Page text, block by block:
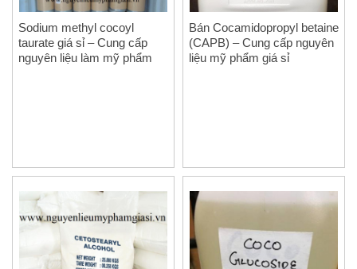
Sodium methyl cocoyl
taurate giá sỉ – Cung cấp
nguyên liệu làm mỹ phẩm
Bán Cocamidopropyl betaine
(CAPB) – Cung cấp nguyên
liệu mỹ phẩm giá sỉ